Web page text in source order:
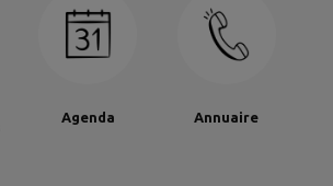
service public de prévention
et gestion des déchets ici ️
Agenda Annuaire